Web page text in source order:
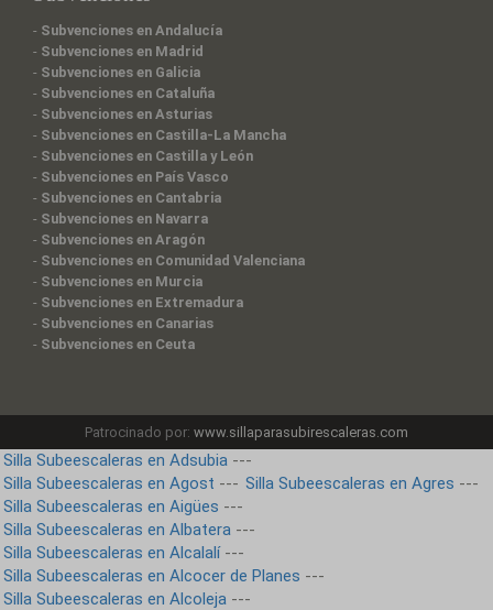
- Subvenciones en Andalucía
- Subvenciones en Madrid
- Subvenciones en Galicia
- Subvenciones en Cataluña
- Subvenciones en Asturias
- Subvenciones en Castilla-La Mancha
- Subvenciones en Castilla y León
- Subvenciones en País Vasco
- Subvenciones en Cantabria
- Subvenciones en Navarra
- Subvenciones en Aragón
- Subvenciones en Comunidad Valenciana
- Subvenciones en Murcia
- Subvenciones en Extremadura
- Subvenciones en Canarias
- Subvenciones en Ceuta
Patrocinado por: www.sillaparasubirescaleras.com
Silla Subeescaleras en Adsubia ---
Silla Subeescaleras en Agost --- Silla Subeescaleras en Agres ---
Silla Subeescaleras en Aigües ---
Silla Subeescaleras en Albatera ---
Silla Subeescaleras en Alcalalí---
Silla Subeescaleras en Alcocer de Planes ---
Silla Subeescaleras en Alcoleja ---